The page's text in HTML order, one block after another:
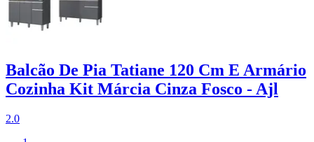
Balcão De Pia Tatiane 120 Cm E Armário
Cozinha Kit Márcia Cinza Fosco - Ajl
2.0